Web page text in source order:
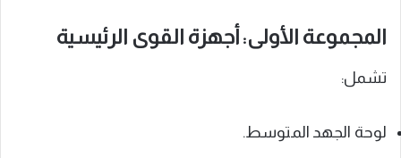
المجموعة الأولى: أجهزة القوى الرئيسية
تشمل:
لوحة الجهد المتوسط.